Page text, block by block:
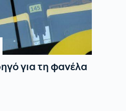
για τη φανέλα